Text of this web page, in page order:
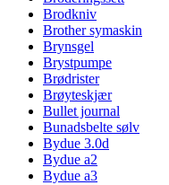
Brodkniv
Brother symaskin
Brynsgel
Brystpumpe
Brødrister
Brøyteskjær
Bullet journal
Bunadsbelte sølv
Bydue 3.0d
Bydue a2
Bydue a3